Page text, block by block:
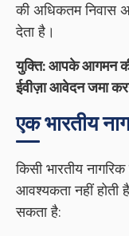
की अधिकतम निवास
देता है।
युक्ति: आपके आगमन
ईवीज़ा आवेदन जमा
एक भारतीय
किसी भारतीय
आवश्यकता नहीं होती
सकता है: